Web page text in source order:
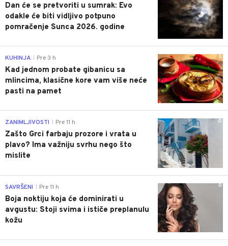
Dan će se pretvoriti u sumrak: Evo
odakle će biti vidljivo potpuno
pomračenje Sunca 2026. godine
0
KUHINJA Pre 3 h
Kad jednom probate gibanicu sa
mlincima, klasične kore vam više neće
pasti na pamet
0
ZANIMLJIVOSTI Pre 11 h
Zašto Grci farbaju prozore i vrata u
plavo? Ima važniju svrhu nego što
mislite
0
SAVRŠENI Pre 11 h
Boja noktiju koja će dominirati u
avgustu: Stoji svima i ističe preplanulu
kožu